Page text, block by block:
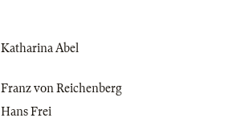
Katharina Abel
Franz von Reichenberg
Hans Frei